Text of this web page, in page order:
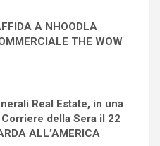
A NHOODLA
THE WOW
Real Estate, in una
della Sera il 22
ALL’AMERICA